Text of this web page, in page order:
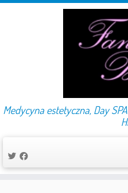
Medycyna estetyczna, Day